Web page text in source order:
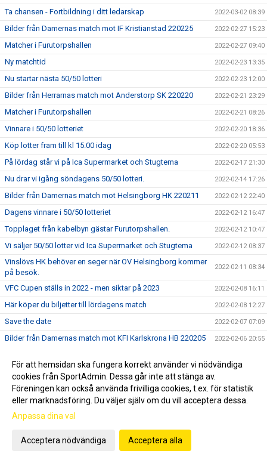
Ta chansen - Fortbildning i ditt ledarskap 2022-03-02 08:39
Bilder från Damernas match mot IF Kristianstad 220225 2022-02-27 15:23
Matcher i Furutorpshallen 2022-02-27 09:40
Ny matchtid 2022-02-23 13:35
Nu startar nästa 50/50 lotteri 2022-02-23 12:00
Bilder från Herrarnas match mot Anderstorp SK 220220 2022-02-21 23:29
Matcher i Furutorpshallen 2022-02-21 08:26
Vinnare i 50/50 lotteriet 2022-02-20 18:36
Köp lotter fram till kl 15.00 idag 2022-02-20 05:53
På lördag står vi på Ica Supermarket och Stugtema 2022-02-17 21:30
Nu drar vi igång söndagens 50/50 lotteri. 2022-02-14 17:26
Bilder från Damernas match mot Helsingborg HK 220211 2022-02-12 22:40
Dagens vinnare i 50/50 lotteriet 2022-02-12 16:47
Topplaget från kabelbyn gästar Furutorpshallen. 2022-02-12 10:47
Vi säljer 50/50 lotter vid Ica Supermarket och Stugtema 2022-02-12 08:37
Vinslövs HK behöver en seger när OV Helsingborg kommer
på besök.
2022-02-11 08:34
VFC Cupen ställs in 2022 - men siktar på 2023 2022-02-08 16:11
Här köper du biljetter till lördagens match 2022-02-08 12:27
Save the date 2022-02-07 07:09
Bilder från Damernas match mot KFI Karlskrona HB 220205 2022-02-06 20:55
Vill ni ha er lott innan dragning? 2022-02-04 20:17
Bilder från Damernas match mot IFK Kristianstad 220203 2022-02-04 18:38
Nu drar vi igång nästa 50/50 lotteri. 2022-02-02 07:38
Vi säger grattis till....
Är du innehavaren av Vinstlotten?
För att hemsidan ska fungera korrekt använder vi nödvändiga
cookies från SportAdmin. Dessa går inte att stänga av.
Föreningen kan också använda frivilliga cookies, t.ex. för statistik
eller marknadsföring. Du väljer själv om du vill acceptera dessa.
Anpassa dina val
Acceptera nödvändiga Acceptera alla